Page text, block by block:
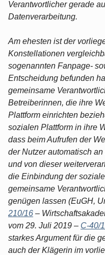
Verantwortlicher gerade
Datenverarbeitung.
Am ehesten ist der
Konstellationen
sogenannten Fanpage-
Entscheidung befunden
gemeinsame
Betreiberinnen, die ihre
Plattform einrichten
sozialen Plattform in ihre
dass beim Aufrufen der
der Nutzer automatisch
und von dieser
die Einbindung der
gemeinsame
genügen lassen (EuGH,
210/16 –
vom 29. Juli 2019 – C-40/
starkes Argument für die
auch der Klägerin im